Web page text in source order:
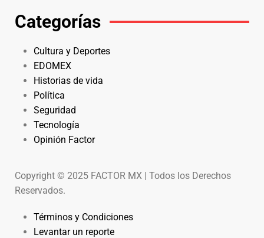
Categorías
Cultura y Deportes
EDOMEX
Historias de vida
Política
Seguridad
Tecnología
Opinión Factor
Copyright © 2025 FACTOR MX | Todos los Derechos
Reservados.
Términos y Condiciones
Levantar un reporte